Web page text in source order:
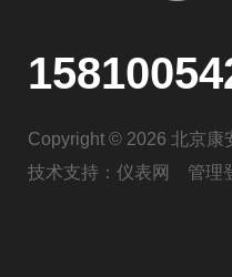
Copyright © 2026 北京康
技术支持： 仪表网 管理